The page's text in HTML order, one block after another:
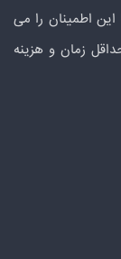
اطمینان را می
زمان و هزینه